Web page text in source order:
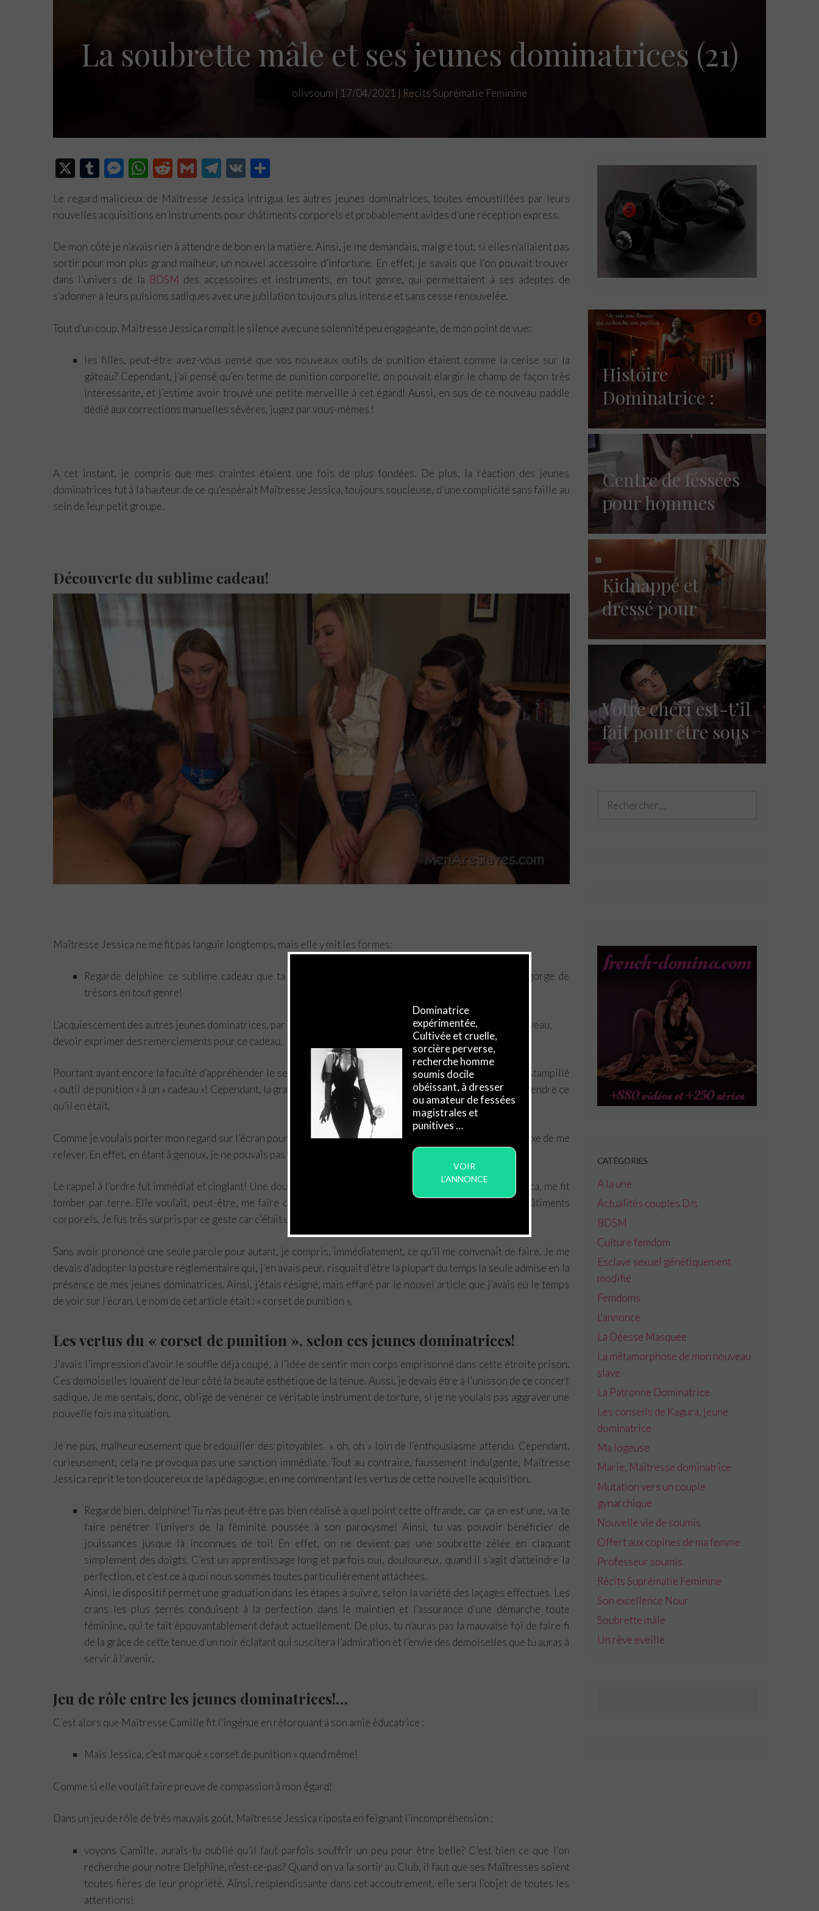
La soubrette mâle et ses jeunes dominatrices (21)
olivsoum | 17/04/2021 | Récits Suprématie Feminine
X
T
m
bl
r
M
se
n
ge
r
W
at
s
A
p
p
R
d
di
t
G
ail
Te
gr
a
m
V
ta
ge
r
Le regard malicieux de Maîtresse Jessica intrigua les autres jeunes dominatrices, toutes émoustillées par leurs
nouvelles acquisitions en instruments pour châtiments corporels et probablement avides d’une réception express.
De mon côté je n’avais rien à attendre de bon en la matière. Ainsi, je me demandais, malgré tout, si elles n’allaient pas
sortir pour mon plus grand malheur, un nouvel accessoire d’infortune. En effet, je savais que l’on pouvait trouver
dans l’univers de la BDSM des accessoires et instruments, en tout genre, qui permettaient à ses adeptes de
s’adonner à leurs pulsions sadiques avec une jubilation toujours plus intense et sans cesse renouvelée.
Tout d’un coup, Maîtresse Jessica rompit le silence avec une solennité peu engageante, de mon point de vue:
les filles, peut-être avez-vous pensé que vos nouveaux outils de punition étaient comme la cerise sur la
gâteau? Cependant, j’ai pensé qu’en terme de punition corporelle, on pouvait élargir le champ de façon très
intéressante, et j’estime avoir trouvé une petite merveille à cet égard! Aussi, en sus de ce nouveau paddle
dédié aux corrections manuelles sévères, jugez par vous-mêmes !
A cet instant, je compris que mes craintes étaient une fois de plus fondées. De plus, la réaction des jeunes
dominatrices fut à la hauteur de ce qu’espérait Maîtresse Jessica, toujours soucieuse, d’une complicité sans faille au
sein de leur petit groupe.
Découverte du sublime cadeau!
Maîtresse Jessica ne me fit pas languir longtemps, mais elle y mit les formes:
Regarde delphine ce sublime cadeau que ta Maîtresse vient de découvrir dans catalogue qui regorge de
trésors en tout genre!
L’acquiescement des autres jeunes dominatrices, par leur regard, m’incitait à comprendre que j’allais, de nouveau,
devoir exprimer des remerciements pour ce cadeau.
Pourtant ayant encore la faculté d’appréhender le sens des mots, j’avais du mal à assimiler un accessoire estampillé
« outil de punition » à un « cadeau »! Cependant, la grande perversité de ces demoiselles me permit de comprendre ce
qu’il en était.
Comme je voulais porter mon regard sur l’écran pour contempler l’image prometteuse, j’eus le mauvais réflexe de me
relever. En effet, en étant à genoux, je ne pouvais pas visualiser correctement l’écran.
Le rappel à l’ordre fut immédiat et cinglant! Une double paire de claques, administrée par Maîtresse Jessica, me fit
tomber par terre. Elle voulait, peut-être, me faire comprendre qu’elle aussi avait voix au chapitre des châtiments
corporels. Je fus très surpris par ce geste car c’était une première confrontation, dans ce registre avec elle.
Sans avoir prononcé une seule parole pour autant, je compris, immédiatement, ce qu’il me convenait de faire. Je me
devais d’adopter la posture réglementaire qui, j’en avais peur, risquait d’être la plupart du temps la seule admise en la
présence de mes jeunes dominatrices. Ainsi, j’étais résigné, mais effaré par le nouvel article que j’avais eu le temps
de voir sur l’écran. Le nom de cet article était : « corset de punition ».
Les vertus du « corset de punition », selon ces jeunes dominatrices!
J’avais l’impression d’avoir le souffle déjà coupé, à l’idée de sentir mon corps emprisonné dans cette étroite prison.
Ces demoiselles louaient de leur côté la beauté esthétique de la tenue. Aussi, je devais être à l’unisson de ce concert
sadique. Je me sentais, donc, obligé de vénérer ce véritable instrument de torture, si je ne voulais pas aggraver une
nouvelle fois ma situation.
Je ne pus, malheureusement que bredouiller des pitoyables » oh, oh » loin de l’enthousiasme attendu. Cependant,
curieusement, cela ne provoqua pas une sanction immédiate. Tout au contraire, faussement indulgente, Maîtresse
Jessica reprit le ton doucereux de la pédagogue, en me commentant les vertus de cette nouvelle acquisition.
Regarde bien, delphine! Tu n’as peut-être pas bien réalisé à quel point cette offrande, car ça en est une, va te
faire pénétrer l’univers de la féminité poussée à son paroxysme! Ainsi, tu vas pouvoir bénéficier de
jouissances jusque là inconnues de toi! En effet, on ne devient pas une soubrette zélée en claquant
simplement des doigts. C’est un apprentissage long et parfois oui, douloureux, quand il s’agit d’atteindre la
perfection, et c’est ce à quoi nous sommes toutes particulièrement attachées.
Ainsi, le dispositif permet une graduation dans les étapes à suivre, selon la variété des laçages effectués. Les
crans les plus serrés conduisent à la perfection dans le maintien et l’assurance d’une démarche toute
féminine, qui te fait épouvantablement défaut actuellement. De plus, tu n’auras pas la mauvaise foi de faire fi
de la grâce de cette tenue d’un noir éclatant qui suscitera l’admiration et l’envie des demoiselles que tu auras à
servir à l’avenir.
Jeu de rôle entre les jeunes dominatrices!…
C’est alors que Maîtresse Camille fit l’ingénue en rétorquant à son amie éducatrice :
Mais Jessica, c’est marqué « corset de punition » quand même!
Comme si elle voulait faire preuve de compassion à mon égard!
Dans un jeu de rôle de très mauvais goût, Maîtresse Jessica riposta en feignant l’incompréhension :
voyons Camille, aurais-tu oublié qu’il faut parfois souffrir un peu pour être belle? C’est bien ce que l’on
recherche pour notre Delphine, n’est-ce-pas? Quand on va la sortir au Club, il faut que ses Maîtresses soient
toutes fières de leur propriété. Ainsi, resplendissante dans cet accoutrement, elle sera l’objet de toutes les
attentions!
Histoire
Dominatrice :
Merveilleuse
scène bdsm 1
Centre de féssées
pour hommes
Kidnappé et
dressé pour
devenir un esclave
BDSM soumis (1)
Votre chéri est-t’il
fait pour être sous
votre domination
Rechercher :
CATÉGORIES
A la une
Actualités couples D/s
BDSM
Culture femdom
Esclave sexuel génétiquement
modifié
Femdoms
L'annonce
La Déesse Masquée
La métamorphose de mon nouveau
slave
La Patronne Dominatrice
Les conseils de Kagura, jeune
dominatrice
Ma logeuse
Marie, Maîtresse dominatrice
Mutation vers un couple
gynarchique
Nouvelle vie de soumis
Offert aux copines de ma femme
Professeur soumis
Récits Suprématie Feminine
Son excellence Nour
Soubrette mâle
Un rêve eveillé
Dominatrice
expérimentée,
Cultivée et cruelle,
sorcière perverse,
recherche homme
soumis docile
obéissant, à dresser
ou amateur de fessées
magistrales et
punitives …
VOIR
L’ANNONCE